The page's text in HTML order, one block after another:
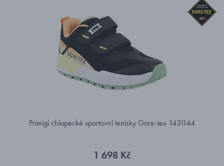
Primigi chlapecké sportovní tenisky Gore-tex 1431144
1 698 Kč